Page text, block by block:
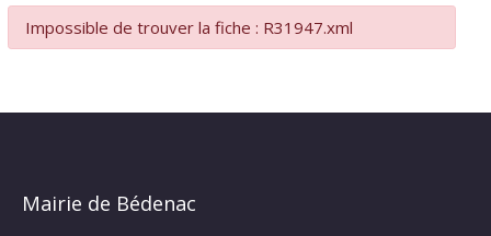
Impossible de trouver la fiche : R31947.xml
Mairie de Bédenac